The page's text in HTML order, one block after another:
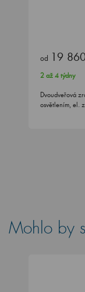
od 19
2 až 4 týdny
Dvoudveřová
osvětlením, el.
Mohlo by